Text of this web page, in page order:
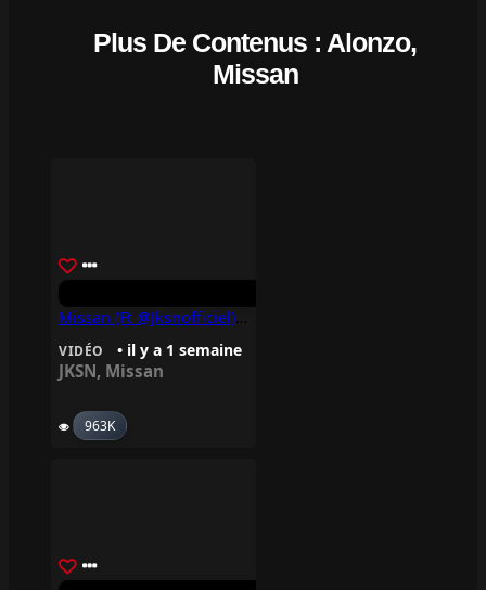
Plus De Contenus : Alonzo,
Missan
VIDÉO • il y a 1 semaine
JKSN, Missan
963K